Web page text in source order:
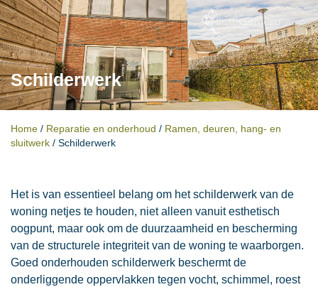
Schilderwerk
Home / Reparatie en onderhoud / Ramen, deuren, hang- en
sluitwerk / Schilderwerk
Het is van essentieel belang om het schilderwerk van de
woning netjes te houden, niet alleen vanuit esthetisch
oogpunt, maar ook om de duurzaamheid en bescherming
van de structurele integriteit van de woning te waarborgen.
Goed onderhouden schilderwerk beschermt de
onderliggende oppervlakken tegen vocht, schimmel, roest